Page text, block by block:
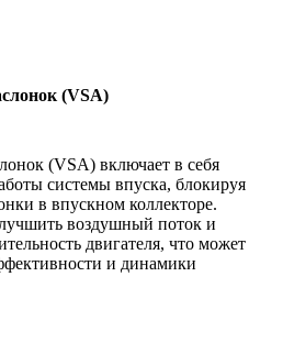
(VSA)
(VSA) включает в себя
системы впуска, блокируя
в впускном коллекторе.
воздушный поток и
двигателя, что может
и динамики